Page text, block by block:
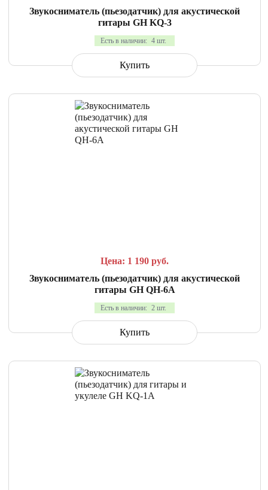
Звукосниматель (пьезодатчик) для акустической
гитары GH KQ-3
Есть в наличии: 4 шт.
Купить
Цена: 1 190 руб.
Звукосниматель (пьезодатчик) для акустической
гитары GH QH-6A
Есть в наличии: 2 шт.
Купить